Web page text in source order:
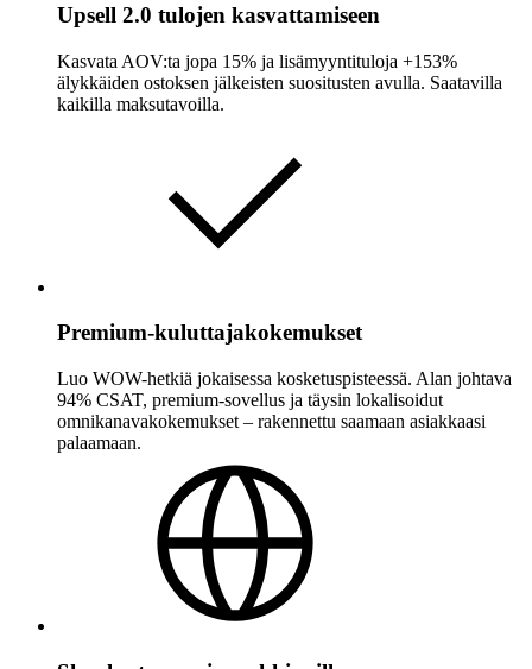
Upsell 2.0 tulojen kasvattamiseen
Kasvata AOV:ta jopa 15% ja lisämyyntituloja +153%
älykkäiden ostoksen jälkeisten suositusten avulla. Saatavilla
kaikilla maksutavoilla.
Premium-kuluttajakokemukset
Luo WOW-hetkiä jokaisessa kosketuspisteessä. Alan johtava
94% CSAT, premium-sovellus ja täysin lokalisoidut
omnikanavakokemukset – rakennettu saamaan asiakkaasi
palaamaan.